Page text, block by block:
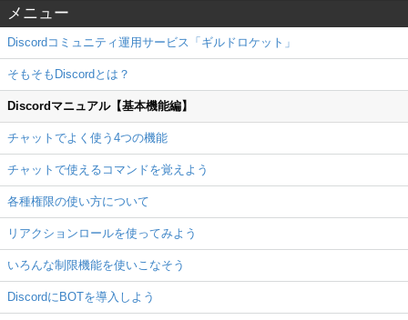
メニュー
Discordコミュニティ運用サービス「ギルドロケット」
そもそもDiscordとは？
Discordマニュアル【基本機能編】
チャットでよく使う4つの機能
チャットで使えるコマンドを覚えよう
各種権限の使い方について
リアクションロールを使ってみよう
いろんな制限機能を使いこなそう
DiscordにBOTを導入しよう